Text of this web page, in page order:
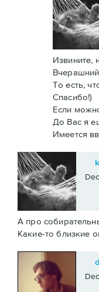
Извините,
То есть,
Спасибо!)
Если
До Вас я
Имеется
А про
Какие-то близкие